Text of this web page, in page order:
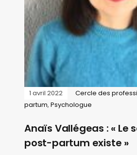
1 avril 2022
Cercle des
partum, Psychologue
Anaïs Vallégeas : « Le
post-partum existe »